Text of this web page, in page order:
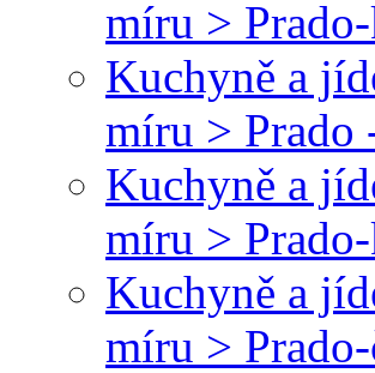
míru >
Kuchyně a
míru > Prado
Kuchyně a
míru >
Kuchyně a
míru >